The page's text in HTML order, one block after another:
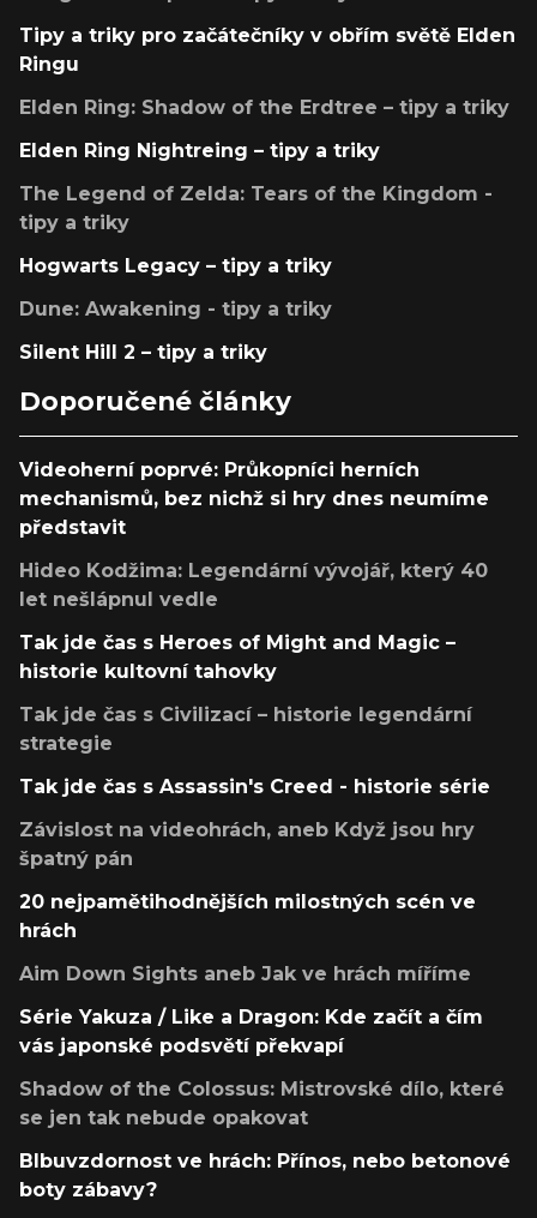
Tipy a triky pro začátečníky v obřím světě Elden
Ringu
Elden Ring: Shadow of the Erdtree – tipy a triky
Elden Ring Nightreing – tipy a triky
The Legend of Zelda: Tears of the Kingdom -
tipy a triky
Hogwarts Legacy – tipy a triky
Dune: Awakening - tipy a triky
Silent Hill 2 – tipy a triky
Doporučené články
Videoherní poprvé: Průkopníci herních
mechanismů, bez nichž si hry dnes neumíme
představit
Hideo Kodžima: Legendární vývojář, který 40
let nešlápnul vedle
Tak jde čas s Heroes of Might and Magic –
historie kultovní tahovky
Tak jde čas s Civilizací – historie legendární
strategie
Tak jde čas s Assassin's Creed - historie série
Závislost na videohrách, aneb Když jsou hry
špatný pán
20 nejpamětihodnějších milostných scén ve
hrách
Aim Down Sights aneb Jak ve hrách míříme
Série Yakuza / Like a Dragon: Kde začít a čím
vás japonské podsvětí překvapí
Shadow of the Colossus: Mistrovské dílo, které
se jen tak nebude opakovat
Blbuvzdornost ve hrách: Přínos, nebo betonové
boty zábavy?